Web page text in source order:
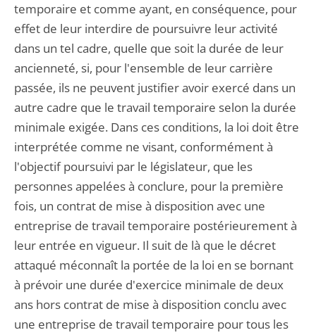
temporaire et comme ayant, en conséquence, pour
effet de leur interdire de poursuivre leur activité
dans un tel cadre, quelle que soit la durée de leur
ancienneté, si, pour l'ensemble de leur carrière
passée, ils ne peuvent justifier avoir exercé dans un
autre cadre que le travail temporaire selon la durée
minimale exigée. Dans ces conditions, la loi doit être
interprétée comme ne visant, conformément à
l'objectif poursuivi par le législateur, que les
personnes appelées à conclure, pour la première
fois, un contrat de mise à disposition avec une
entreprise de travail temporaire postérieurement à
leur entrée en vigueur. Il suit de là que le décret
attaqué méconnaît la portée de la loi en se bornant
à prévoir une durée d'exercice minimale de deux
ans hors contrat de mise à disposition conclu avec
une entreprise de travail temporaire pour tous les